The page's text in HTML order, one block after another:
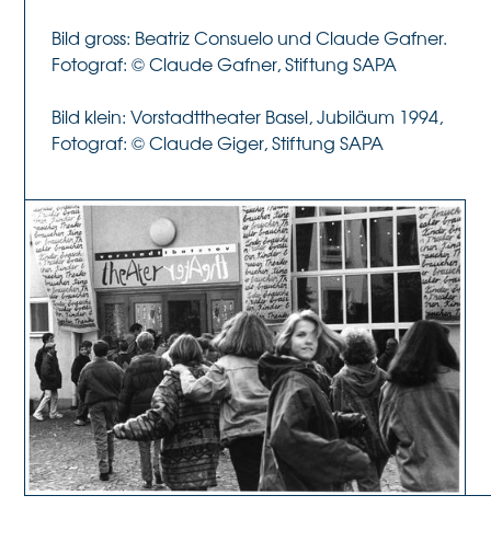
Bild gross: Beatriz Consuelo und Claude Gafner.
Fotograf: © Claude Gafner, Stiftung SAPA
Bild klein: Vorstadttheater Basel, Jubiläum 1994,
Fotograf: © Claude Giger, Stiftung SAPA